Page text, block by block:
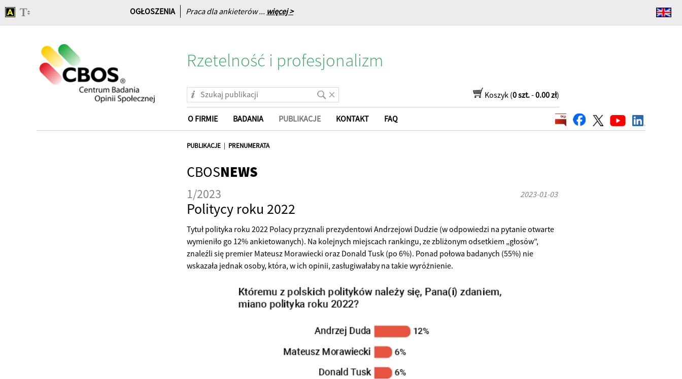
OGŁOSZENIA Praca dla ankieterów ... więcej >
główna
Rzetelność i profesjonalizm
Koszyk (0 szt.-0.00 zł)
O FIRMIE BADANIA PUBLIKACJE KONTAKT FAQ
PUBLIKACJE | PRENUMERATA
CBOSNEWS
1/2023 2023-01-03
Politycy roku 2022
Tytuł polityka roku 2022 Polacy przyznali prezydentowi Andrzejowi Dudzie (w odpowiedzi na pytanie otwarte
wymieniło go 12% ankietowanych). Na kolejnych miejscach rankingu, ze zbliżonym odsetkiem „głosów”,
znaleźli się premier Mateusz Morawiecki oraz Donald Tusk (po 6%). Ponad połowa badanych (55%) nie
wskazała jednak osoby, która, w ich opinii, zasługiwałaby na takie wyróżnienie.